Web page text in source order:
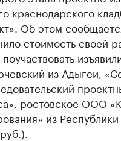
краснодарского
Об этом
стоимость своей
из Адыгеи,
ростовское ООО
из